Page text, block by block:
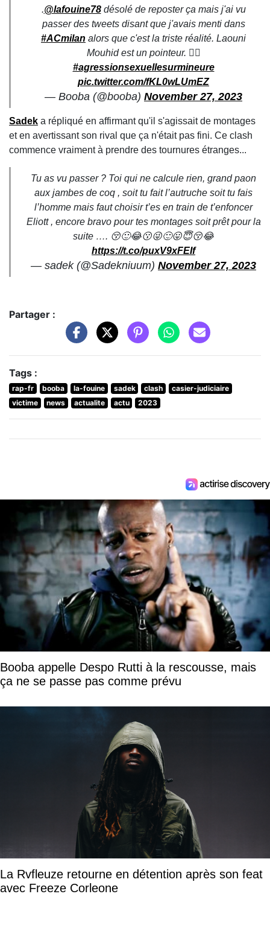
.@lafouine78désolé de reposter ça mais j'ai vu
passer des tweets disant que j'avais menti dans
#ACmilan alors que c'est la triste réalité. Laouni
Mouhid est un pointeur. 🏴‍☠️
#agressionsexuellesurmineure
pic.twitter.com/fKL0wLUmEZ
— Booba (@booba) November 27, 2023
Sadek a répliqué en affirmant qu'il s'agissait de montages
et en avertissant son rival que ça n'était pas fini. Ce clash
commence vraiment à prendre des tournures étranges...
Tu as vu passer ? Toi qui ne calcule rien, grand paon
aux jambes de coq , soit tu fait l’autruche soit tu fais
l’homme mais faut choisir t’es en train de t’enfoncer
Eliott , encore bravo pour tes montages soit prêt pour la
suite …. 😚🙂😂😗😜🙂😛😇😚😂
https://t.co/puxV9xFEIf
— sadek (@Sadekniuum) November 27, 2023
Partager :
Tags :
rap-fr booba la-fouine sadek clash
casier-judiciaire
victime
news actualite actu 2023
Booba appelle Despo Rutti à la rescousse, mais
ça ne se passe pas comme prévu
La Rvfleuze retourne en détention après son feat
avec Freeze Corleone